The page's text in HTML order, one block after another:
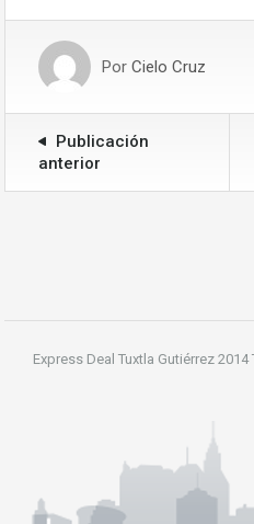
Por Cielo Cruz
Publicación
anterior
Express Deal Tuxtla Gutiérrez